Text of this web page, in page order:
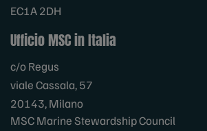
EC1A 2DH
Ufficio MSC in Italia
c/o Regus
viale Cassala, 57
20143, Milano
MSC Marine Stewardship Council